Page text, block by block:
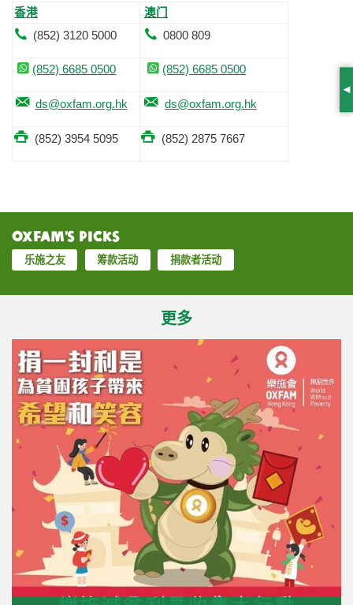
香港
澳门
(852) 3120 5000
0800 809
(852) 6685 0500 (852) 6685 0500
ds@oxfam.org.hk ds@oxfam.org.hk
(852) 3954 5095 (852) 2875 7667
Oxfam’s Picks
乐施之友 筹款活动 捐款者活动
更多